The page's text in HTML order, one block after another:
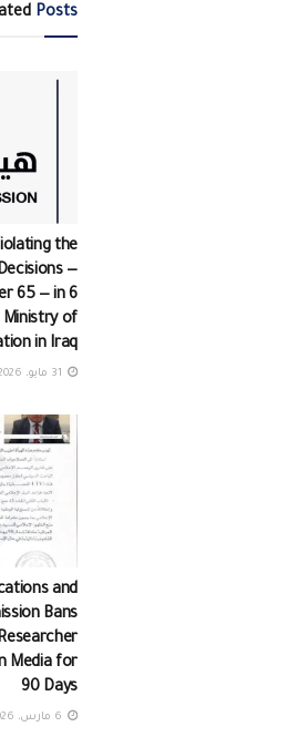
Posts
the
—
65 — in 6
Ministry of
in Iraq
and
Bans
Media for
90 Days